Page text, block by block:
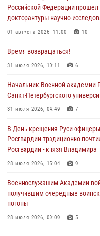
Российской Федерации
докторантуры научно-
01 августа 2026, 11:00 10
Время возвращаться!
31 июля 2026, 10:11 6
Начальник Военной академии
Санкт-Петербургского
31 июля 2026, 04:49 7
В День крещения Руси
Росгвардии традиционно
Росгвардии - князя Владимира
28 июля 2026, 15:04 9
Военнослужащим Академии
получившим очередные
погоны
28 июля 2026, 09:09 5